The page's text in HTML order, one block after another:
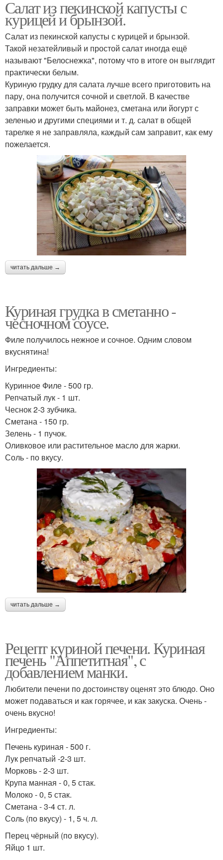
Салат из пекинской капусты с
курицей и брынзой.
Салат из пекинской капусты с курицей и брынзой.
Такой незатейливый и простой салат иногда ещё
называют "Белоснежка", потому что в итоге он выглядит
практически белым.
Куриную грудку для салата лучше всего приготовить на
пару, она получится сочной и светлой. В качестве
заправки может быть майонез, сметана или йогурт с
зеленью и другими специями и т. д. салат в общей
тарелке я не заправляла, каждый сам заправит, как ему
пожелается.
читать дальше →
Куриная грудка в сметанно -
чесночном соусе.
Филе получилось нежное и сочное. Одним словом
вкуснятина!
Ингредиенты:
Куринное Филе - 500 гр.
Репчатый лук - 1 шт.
Чеснок 2-3 зубчика.
Сметана - 150 гр.
Зелень - 1 пучок.
Оливковое или растительное масло для жарки.
Соль - по вкусу.
читать дальше →
Рецепт куриной печени. Куриная
печень "Аппетитная", с
добавлением манки.
Любители печени по достоинству оценят это блюдо. Оно
может подаваться и как горячее, и как закуска. Очень -
очень вкусно!
Ингредиенты:
Печень куриная - 500 г.
Лук репчатый -2-3 шт.
Морковь - 2-3 шт.
Крупа манная - 0, 5 стак.
Молоко - 0, 5 стак.
Сметана - 3-4 ст. л.
Соль (по вкусу) - 1, 5 ч. л.
Перец чёрный (по вкусу).
Яйцо 1 шт.